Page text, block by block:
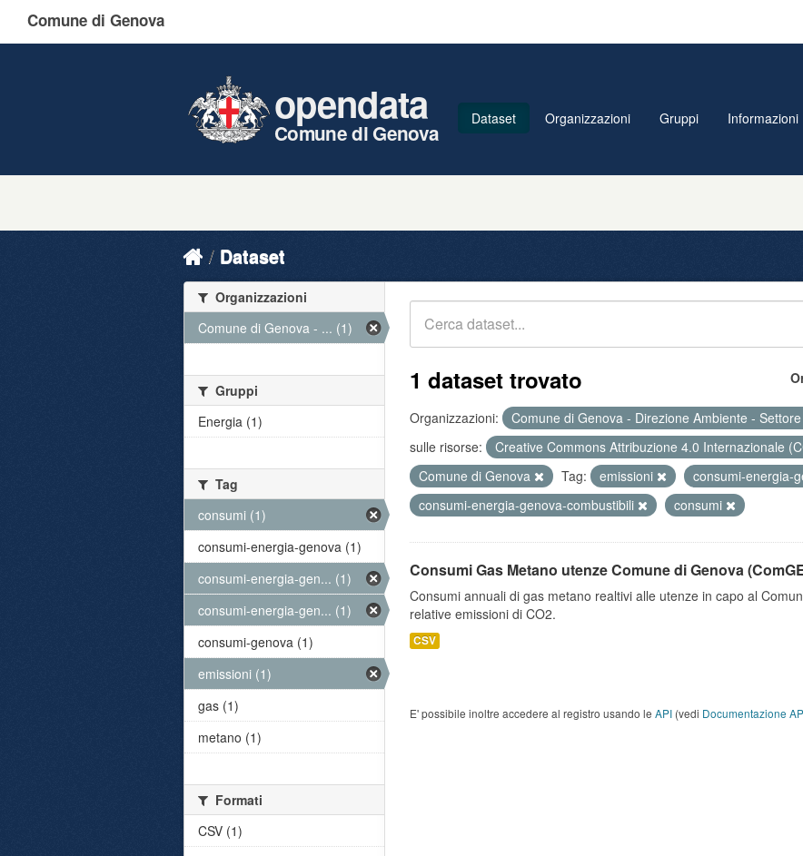
Comune di Genova
opendata
Comune di Genova
Dataset Organizzazioni Gruppi Informazioni
Dataset
1 dataset trovato
Organizzazioni: Comune di Genova - Direzione Ambiente -
sulle risorse:
Creative Commons Attribuzione 4.0 Internazionale
Comune di Genova
Tag: emissioni
consumi-energia-
consumi-energia-genova-combustibili
consumi
Consumi Gas Metano utenze Comune di Genova
Consumi annuali di gas metano realtivi alle utenze in capo al
relative emissioni di CO2.
CSV
E' possibile inoltre accedere al registro usando le API (vedi Documentazione
Organizzazioni
Comune di Genova - ... (1)
Gruppi
Energia (1)
Tag
consumi (1)
consumi-energia-genova (1)
consumi-energia-gen... (1)
consumi-energia-gen... (1)
consumi-genova (1)
emissioni (1)
gas (1)
metano (1)
Formati
CSV (1)